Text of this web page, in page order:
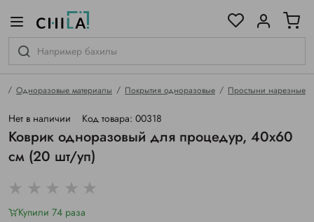
Одноразовые материалы Покрытия одноразовые Простыни нарезные
Нет в наличии Код товара: 00318
Коврик одноразовый для процедур, 40х60
см (20 шт/уп)
Купили 74 раза
гамме